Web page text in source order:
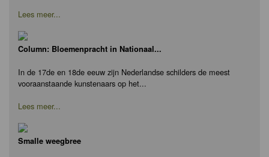
Lees meer...
Column: Bloemenpracht in Nationaal...
In de 17de en 18de eeuw zijn Nederlandse schilders de meest
vooraanstaande kunstenaars op het...
Lees meer...
Smalle weegbree